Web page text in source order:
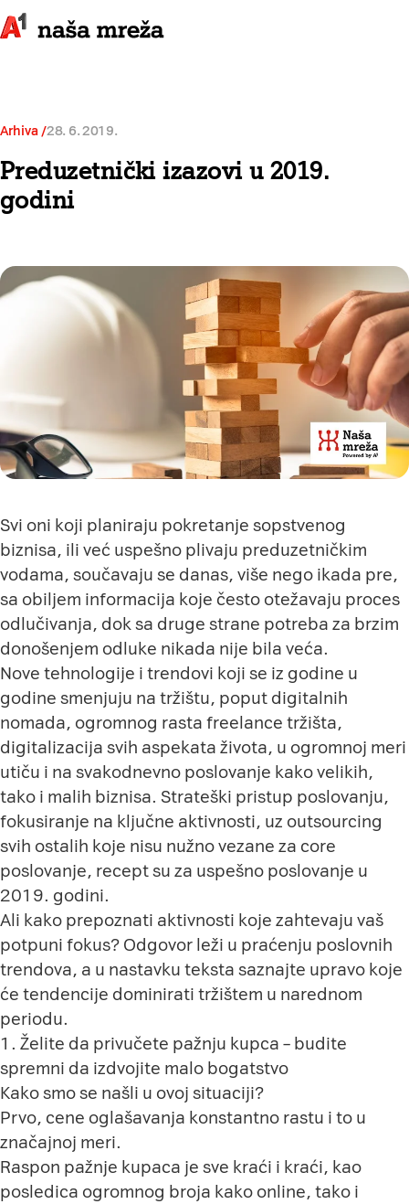
Arhiva 28. 6. 2019.
Preduzetnički izazovi u 2019.
godini
Svi oni koji planiraju pokretanje sopstvenog
biznisa, ili već uspešno plivaju preduzetničkim
vodama, součavaju se danas, više nego ikada pre,
sa obiljem informacija koje često otežavaju proces
odlučivanja, dok sa druge strane potreba za brzim
donošenjem odluke nikada nije bila veća.
Nove tehnologije i trendovi koji se iz godine u
godine smenjuju na tržištu, poput digitalnih
nomada, ogromnog rasta freelance tržišta,
digitalizacija svih aspekata života, u ogromnoj meri
utiču i na svakodnevno poslovanje kako velikih,
tako i malih biznisa. Strateški pristup poslovanju,
fokusiranje na ključne aktivnosti, uz outsourcing
svih ostalih koje nisu nužno vezane za core
poslovanje, recept su za uspešno poslovanje u
2019. godini.
Ali kako prepoznati aktivnosti koje zahtevaju vaš
potpuni fokus? Odgovor leži u praćenju poslovnih
trendova, a u nastavku teksta saznajte upravo koje
će tendencije dominirati tržištem u narednom
periodu.
1. Želite da privučete pažnju kupca – budite
spremni da izdvojite malo bogatstvo
Kako smo se našli u ovoj situaciji?
Prvo, cene oglašavanja konstantno rastu i to u
značajnoj meri.
Raspon pažnje kupaca je sve kraći i kraći, kao
posledica ogromnog broja kako online, tako i